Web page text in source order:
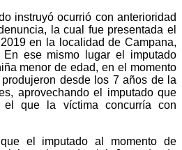
instruyó ocurrió con anterioridad
la cual fue presentada el
en la localidad de Campana,
En ese mismo lugar el imputado
menor de edad, en el momento
desde los 7 años de la
aprovechando el imputado que
que la víctima concurría con
el imputado al momento de